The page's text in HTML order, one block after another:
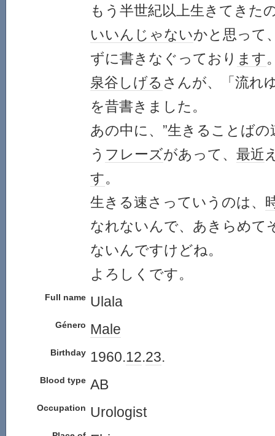
もう半世紀以上生きてきた
いいんじゃないかと思って
ずに書きなぐっており ます
泉谷しげる さんが、「流れ
を昔書きました。
あの中に、”生きることば
う フレーズがあって、 最近
す。
生きる速さっていうのは、
なれないんで、あきらめて
ないんですけどね。
よろしくです。
Full name Ulala
Género Male
Birthday 1960.12.23.
Blood type AB
Occupation Urologist